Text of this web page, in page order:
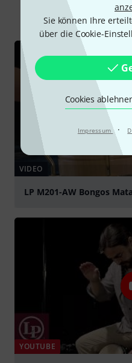
Sie können Ihre
über die Cookie-
Cookies
Impressum ·
VIDEO
LP M201-AW Bongos
YOUTUBE